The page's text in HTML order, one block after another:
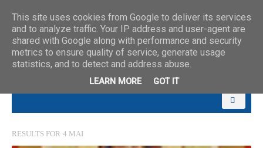
RESULTS FOR 4 MAI
This site uses cookies from Google to deliver its services
and to analyze traffic. Your IP address and user-agent are
shared with Google along with performance and security
metrics to ensure quality of service, generate usage
statistics, and to detect and address abuse.
LEARN MORE GOT IT